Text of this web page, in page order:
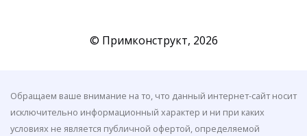
© Примконструкт, 2026
Обращаем ваше внимание на то, что данный интернет-сайт носит
исключительно информационный характер и ни при каких
условиях не является публичной офертой, определяемой